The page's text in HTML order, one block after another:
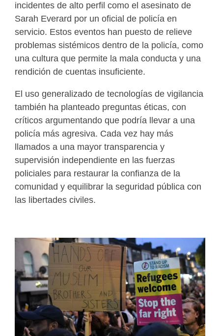
incidentes de alto perfil como el asesinato de
Sarah Everard por un oficial de policía en
servicio. Estos eventos han puesto de relieve
problemas sistémicos dentro de la policía, como
una cultura que permite la mala conducta y una
rendición de cuentas insuficiente.
El uso generalizado de tecnologías de vigilancia
también ha planteado preguntas éticas, con
críticos argumentando que podría llevar a una
policía más agresiva. Cada vez hay más
llamados a una mayor transparencia y
supervisión independiente en las fuerzas
policiales para restaurar la confianza de la
comunidad y equilibrar la seguridad pública con
las libertades civiles.